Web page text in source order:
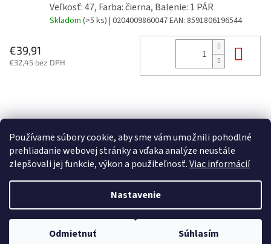
Používame súbory cookie, aby sme vám umožnili pohodlné
prehliadanie webovej stránky a vďaka analýze neustále
zlepšovali jej funkcie, výkon a použiteľnosť.Viac informácií
Nastavenie
Odmietnuť Súhlasím
Veľkosť: 47, Farba: čierna, Balenie: 1 PÁR
Skladom (>5 ks) | 0204009860047EAN: 8591806196544
€39,91
€32,45 bez DPH
á
Copyright 2026FORTE spol. s r.o.. Všetky práva vyhradené.Upraviť